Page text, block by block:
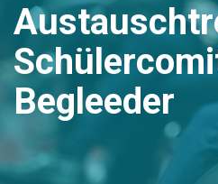
Begleeder